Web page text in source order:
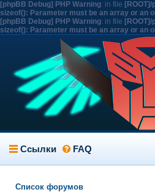
[phpBB Debug] PHP Warning: in file
sizeof(): Parameter must be an array or an
[phpBB Debug] PHP Warning: in file
sizeof(): Parameter must be an array or an
Ссылки FAQ
Список форумов